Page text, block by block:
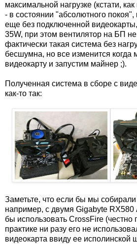
максимальной нагрузке (кстати,
- в состоянии "абсолютного
еще без подключенной видеокарты,
35W, при этом вентилятор на БП не
фактически такая система без
бесшумна, но все изменится
видеокарту и запустим майнер ;).
Полученная система в сборе с
как-то так:
Заметьте, что если бы мы
например, с двумя Gigabyte RX580
бы использовать CrossFire (честно
практике ни разу его не
видеокарта ввиду ее исполинской